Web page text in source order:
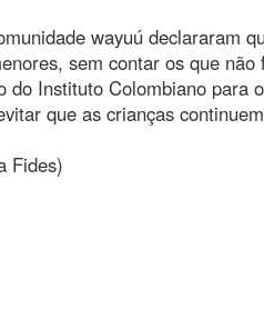
wayuú declararam
sem contar os que
do Instituto Colombiano para
que as crianças
Fides)